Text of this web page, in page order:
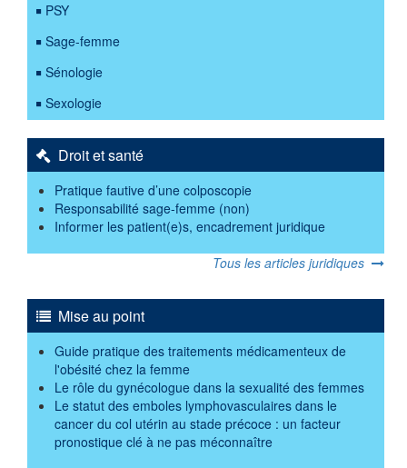
PSY
Sage-femme
Sénologie
Sexologie
Droit et santé
Pratique fautive d’une colposcopie
Responsabilité sage-femme (non)
Informer les patient(e)s, encadrement juridique
Tous les articles juridiques
Mise au point
Guide pratique des traitements médicamenteux de
l'obésité chez la femme
Le rôle du gynécologue dans la sexualité des femmes
Le statut des emboles lymphovasculaires dans le
cancer du col utérin au stade précoce : un facteur
pronostique clé à ne pas méconnaître